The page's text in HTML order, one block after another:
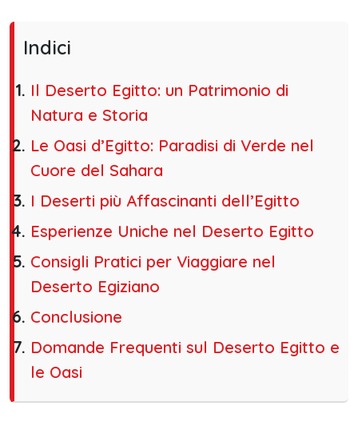
Indici
Il Deserto Egitto: un Patrimonio di
Natura e Storia
Le Oasi d’Egitto: Paradisi di Verde nel
Cuore del Sahara
I Deserti più Affascinanti dell’Egitto
Esperienze Uniche nel Deserto Egitto
Consigli Pratici per Viaggiare nel
Deserto Egiziano
Conclusione
Domande Frequenti sul Deserto Egitto e
le Oasi